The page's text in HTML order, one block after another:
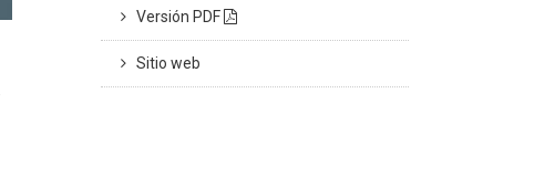
Versión PDF
Sitio web